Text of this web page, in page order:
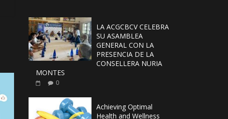
LA ACGCBCV CELEBRA
SU ASAMBLEA
GENERAL CON LA
PRESENCIA DE LA
CONSELLERA NURIA
MONTES
0
Achieving Optimal
Health and Wellness